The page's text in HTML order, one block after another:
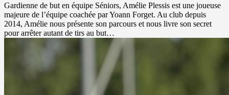
Gardienne de but en équipe Séniors, Amélie Plessis est une joueuse
majeure de l’équipe coachée par Yoann Forget. Au club depuis
2014, Amélie nous présente son parcours et nous livre son secret
pour arrêter autant de tirs au but…